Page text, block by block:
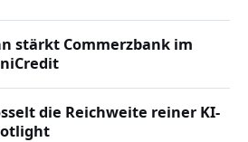
stärkt Commerzbank im
die Reichweite reiner KI-